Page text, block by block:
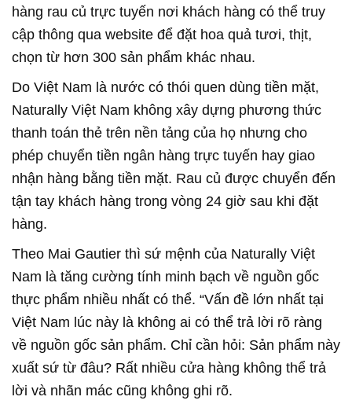
hàng rau củ trực tuyến nơi khách hàng có thể truy
cập thông qua website để đặt hoa quả tươi, thịt,
chọn từ hơn 300 sản phẩm khác nhau.
Do Việt Nam là nước có thói quen dùng tiền mặt,
Naturally Việt Nam không xây dựng phương thức
thanh toán thẻ trên nền tảng của họ nhưng cho
phép chuyển tiền ngân hàng trực tuyến hay giao
nhận hàng bằng tiền mặt. Rau củ được chuyển đến
tận tay khách hàng trong vòng 24 giờ sau khi đặt
hàng.
Theo Mai Gautier thì sứ mệnh của Naturally Việt
Nam là tăng cường tính minh bạch về nguồn gốc
thực phẩm nhiều nhất có thể. “Vấn đề lớn nhất tại
Việt Nam lúc này là không ai có thể trả lời rõ ràng
về nguồn gốc sản phẩm. Chỉ cần hỏi: Sản phẩm này
xuất sứ từ đâu? Rất nhiều cửa hàng không thể trả
lời và nhãn mác cũng không ghi rõ.